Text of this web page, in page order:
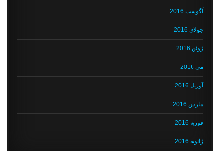
آگوست 2016
جولای 2016
ژوئن 2016
می 2016
آوریل 2016
مارس 2016
فوریه 2016
ژانویه 2016